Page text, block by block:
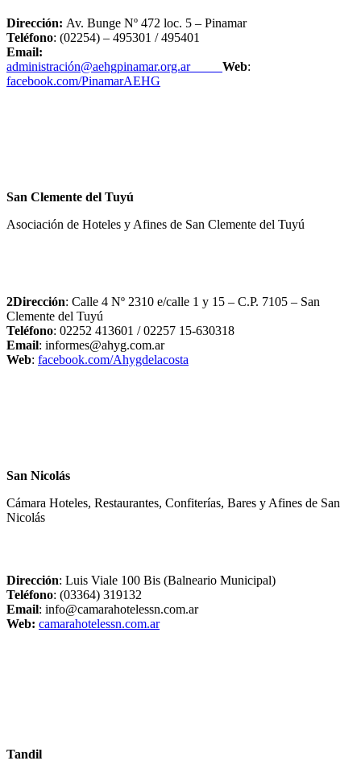
Dirección: Av. Bunge Nº 472 loc. 5 – Pinamar
Teléfono: (02254) – 495301 / 495401
Email:
administración@aehgpinamar.org.ar Web:
facebook.com/PinamarAEHG
San Clemente del Tuyú
Asociación de Hoteles y Afines de San Clemente del Tuyú
2Dirección: Calle 4 Nº 2310 e/calle 1 y 15 – C.P. 7105 – San
Clemente del Tuyú
Teléfono: 02252 413601 / 02257 15-630318
Email: informes@ahyg.com.ar
Web: facebook.com/Ahygdelacosta
San Nicolás
Cámara Hoteles, Restaurantes, Confiterías, Bares y Afines de San
Nicolás
Dirección: Luis Viale 100 Bis (Balneario Municipal)
Teléfono: (03364) 319132
Email: info@camarahotelessn.com.ar
Web: camarahotelessn.com.ar
Tandil